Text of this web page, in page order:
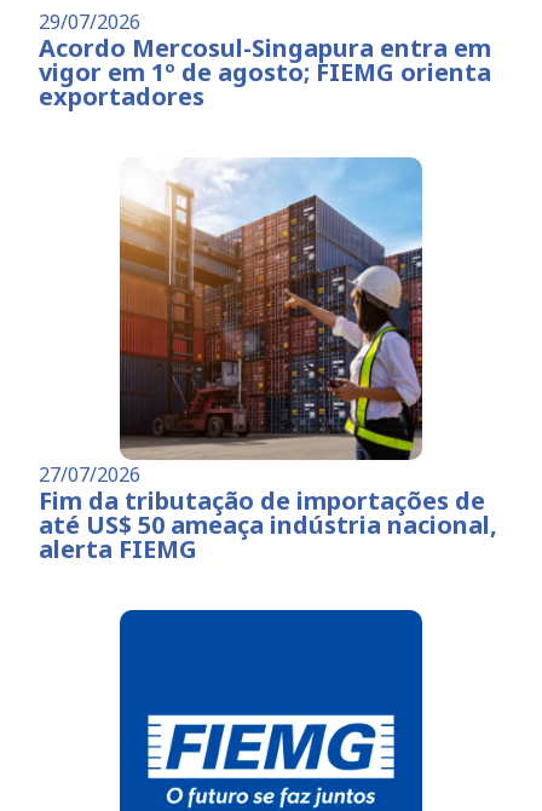
29/07/2026
Acordo Mercosul-Singapura entra em
vigor em 1º de agosto; FIEMG orienta
exportadores
27/07/2026
Fim da tributação de importações de
até US$ 50 ameaça indústria nacional,
alerta FIEMG